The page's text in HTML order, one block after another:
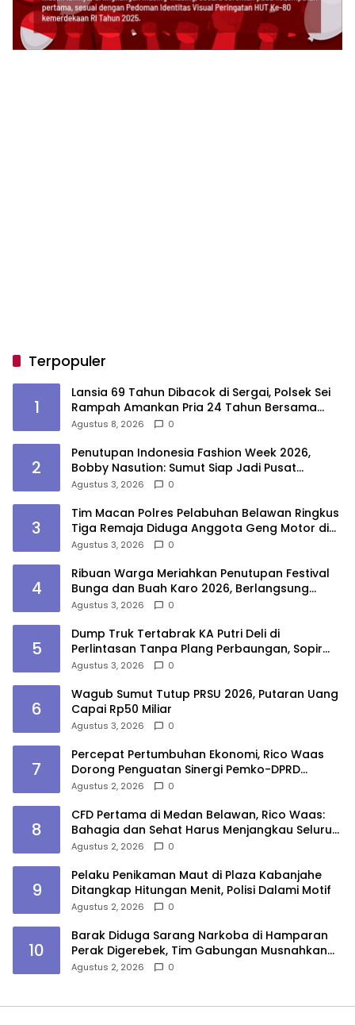
Terpopuler
1
Lansia 69 Tahun Dibacok di Sergai, Polsek Sei
Rampah Amankan Pria 24 Tahun Bersama
Parang
Agustus 8, 2026 0
2
Penutupan Indonesia Fashion Week 2026,
Bobby Nasution: Sumut Siap Jadi Pusat
Fashion Indonesia Lewat Wastra
Agustus 3, 2026 0
3
Tim Macan Polres Pelabuhan Belawan Ringkus
Tiga Remaja Diduga Anggota Geng Motor di
Marelan
Agustus 3, 2026 0
4
Ribuan Warga Meriahkan Penutupan Festival
Bunga dan Buah Karo 2026, Berlangsung
Aman di Bawah Pengamanan Gabungan
Agustus 3, 2026 0
5
Dump Truk Tertabrak KA Putri Deli di
Perlintasan Tanpa Plang Perbaungan, Sopir
Tewas
Agustus 3, 2026 0
6
Wagub Sumut Tutup PRSU 2026, Putaran Uang
Capai Rp50 Miliar
Agustus 3, 2026 0
7
Percepat Pertumbuhan Ekonomi, Rico Waas
Dorong Penguatan Sinergi Pemko-DPRD
Medan
Agustus 2, 2026 0
8
CFD Pertama di Medan Belawan, Rico Waas:
Bahagia dan Sehat Harus Menjangkau Seluruh
Sudut Kota Medan
Agustus 2, 2026 0
9
Pelaku Penikaman Maut di Plaza Kabanjahe
Ditangkap Hitungan Menit, Polisi Dalami Motif
Agustus 2, 2026 0
10
Barak Diduga Sarang Narkoba di Hamparan
Perak Digerebek, Tim Gabungan Musnahkan
Lokasi
Agustus 2, 2026 0